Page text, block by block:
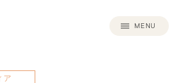
MENU
ア